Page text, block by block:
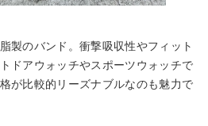
製のバンド。衝撃吸収性やフィット
ドアウォッチやスポーツウォッチで
が比較的リーズナブルなのも魅力で